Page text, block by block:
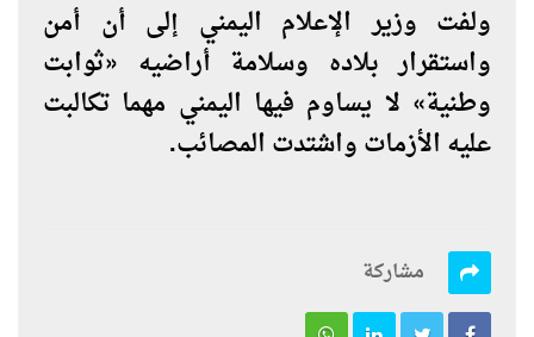
ولفت وزير الإعلام اليمني إلى أن أمن
واستقرار بلاده وسلامة أراضيه «ثوابت
وطنية» لا يساوم فيها اليمني مهما تكالبت
عليه الأزمات واشتدت المصائب.
مشاركة